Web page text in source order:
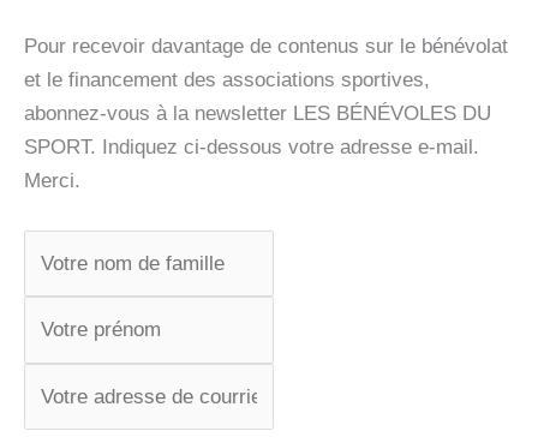
Pour recevoir davantage de contenus sur le bénévolat
et le financement des associations sportives,
abonnez-vous à la newsletter LES BÉNÉVOLES DU
SPORT. Indiquez ci-dessous votre adresse e-mail.
Merci.